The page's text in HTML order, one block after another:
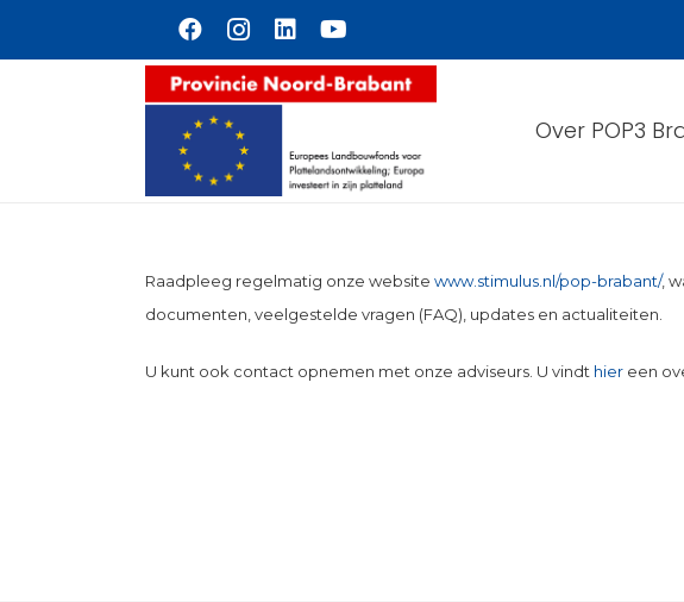
Naar hoofdinhoud
Over POP3
Raadpleeg regelmatig onze website www.stimulus.nl/pop-brabant/,
documenten, veelgestelde vragen (FAQ), updates en actualiteiten.
U kunt ook contact opnemen met onze adviseurs. U vindt hier een